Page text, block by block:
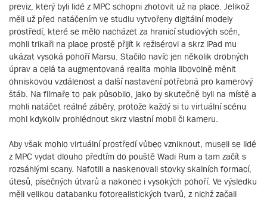
previz, který byli lidé z MPC schopni zhotovit už na place. Jelikož
měli už před natáčením ve studiu vytvořeny digitální modely
prostředí, které se mělo nacházet za hranicí studiových scén,
mohli trikaři na place prostě přijít k režisérovi a skrz iPad mu
ukázat vysoká pohoří Marsu. Stačilo navíc jen několik drobných
úprav a celá ta augmentovaná realita mohla libovolně měnit
ohniskovou vzdálenost a další nastavení potřebná pro kamerový
štáb. Na filmaře to pak působilo, jako by skutečně byli na místě a
mohli natáčet reálné záběry, protože každý si tu virtuální scénu
mohl kdykoliv prohlédnout skrz vlastní mobil či kameru.
Aby však mohlo virtuální prostředí vůbec vzniknout, museli se lidé
z MPC vydat dlouho předtím do pouště Wadi Rum a tam začít s
rozsáhlými scany. Nafotili a naskenovali stovky skalních formací,
útesů, písečných útvarů a nakonec i vysokých pohoří. Ve výsledku
měli velikou databanku fotorealistických tvarů, z nichž začali